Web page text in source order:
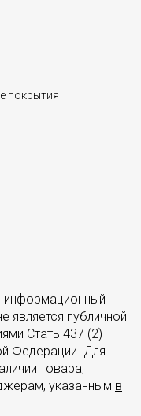
покрытия
информационный
является публичной
Стать 437 (2)
Федерации. Для
товара,
указанным в